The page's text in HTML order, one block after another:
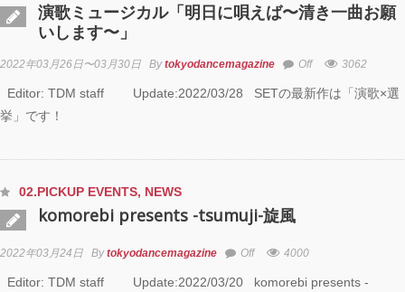
演歌ミュージカル「明日に唄えば〜清き一曲お願
いします〜」
2022年03月26日〜03月30日 Bytokyodancemagazine Off 3062
Editor: TDM staff Update:2022/03/28 SETの最新作は「演歌×選
挙」です！
02.PICKUP EVENTS, NEWS
komorebi presents -tsumuji-旋風
2022年03月24日 Bytokyodancemagazine Off 4000
Editor: TDM staff Update:2022/03/20 komorebi presents -